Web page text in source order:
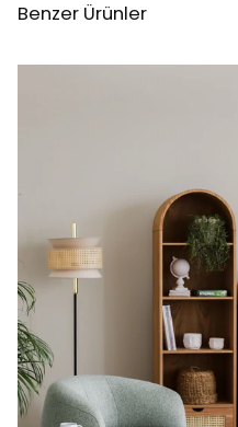
Benzer Ürünler